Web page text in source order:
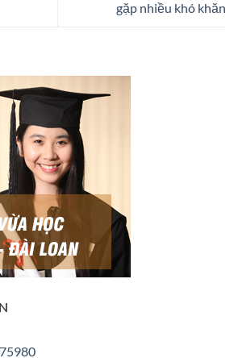
gặp nhiều khó khăn